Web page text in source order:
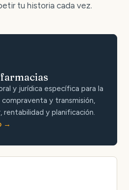
tu historia cada vez.
y jurídica específica para la
y transmisión,
rentabilidad y planificación.